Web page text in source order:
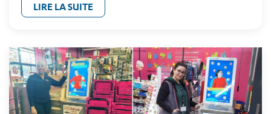
LIRE LA SUITE